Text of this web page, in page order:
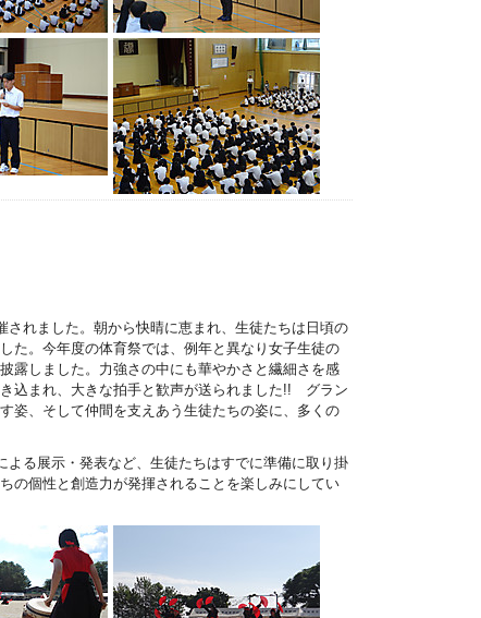
れました。朝から快晴に恵まれ、生徒たちは日頃の
た。今年度の体育祭では、例年と異なり女子生徒の
露しました。力強さの中にも華やかさと繊細さを感
込まれ、大きな拍手と歓声が送られました!! グラン
姿、そして仲間を支えあう生徒たちの姿に、多くの
る展示・発表など、生徒たちはすでに準備に取り掛
の個性と創造力が発揮されることを楽しみにしてい